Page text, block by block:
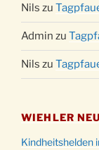
Nils zu
Admin zu
Nils zu
WIEHLER
Kindheitshelden